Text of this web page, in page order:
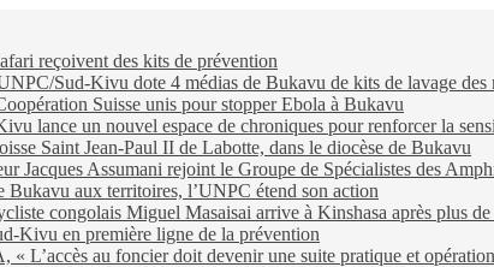
reçoivent des kits de prévention
Sud-Kivu dote 4 médias de Bukavu de kits de lavage des
Suisse unis pour stopper Ebola à Bukavu
lance un nouvel espace de chroniques pour renforcer la
Saint Jean-Paul II de Labotte, dans le diocèse de Bukavu
Jacques Assumani rejoint le Groupe de Spécialistes des
Bukavu aux territoires, l’UNPC étend son action
congolais Miguel Masaisai arrive à Kinshasa après plus
Kivu en première ligne de la prévention
L’accès au foncier doit devenir une suite pratique et